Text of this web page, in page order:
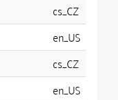
cs_CZ
en_US
cs_CZ
en_US